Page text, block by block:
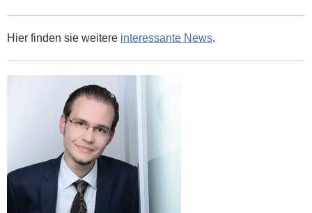
Hier finden sie weitere interessante News.